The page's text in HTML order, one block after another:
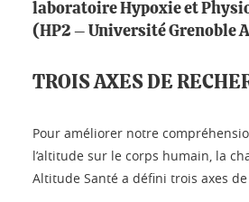
laboratoire Hypoxie et
(HP2 – Université Grenoble
TROIS AXES DE
Pour améliorer notre
l’altitude sur le corps humain, la
Altitude Santé a défini trois axes